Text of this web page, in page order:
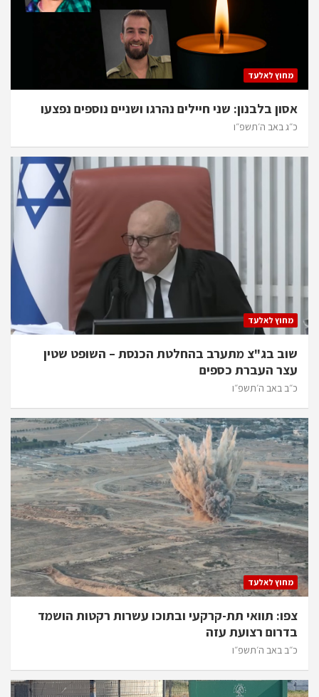
מחוץ לאלעד
אסון בלבנון: שני חיילים נהרגו ושניים נוספים נפצעו
כ״ג באב ה׳תשפ״ו
מחוץ לאלעד
שוב בג"צ מתערב בהחלטת הכנסת – השופט שטין
עצר העברת כספים
כ״ב באב ה׳תשפ״ו
מחוץ לאלעד
צפו: תוואי תת-קרקעי ובתוכו עשרות רקטות הושמד
בדרום רצועת עזה
כ״ב באב ה׳תשפ״ו